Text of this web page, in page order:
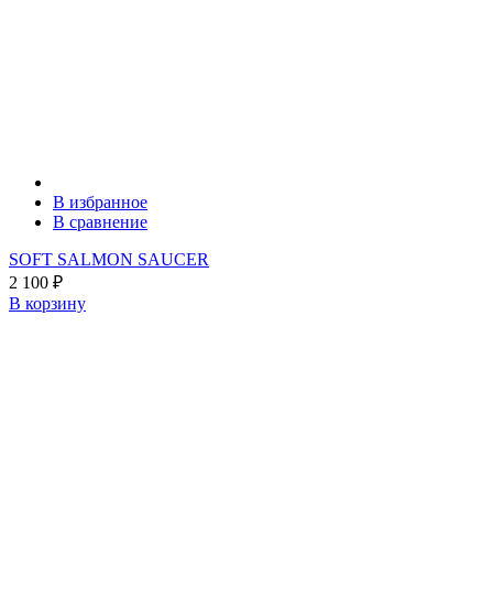
В избранное
В сравнение
SOFT SALMON SAUCER
2 100 ₽
В корзину